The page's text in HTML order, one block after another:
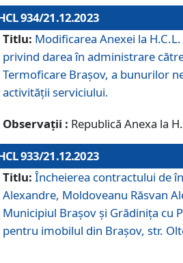
934/21.12.2023
Titlu: Modificarea Anexei la
privind darea în administrare
Termoficare Braşov, a bunurilor
activităţii serviciului.
Observații : Republică Anexa la
933/21.12.2023
Titlu: Încheierea contractului de
Alexandre, Moldoveanu Răsvan
Municipiul Braşov şi Grădinița cu
pentru imobilul din Brașov, str.